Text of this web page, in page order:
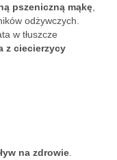
pszeniczną mąkę
odżywczych.
w tłuszcze
z ciecierzycy
na zdrowie